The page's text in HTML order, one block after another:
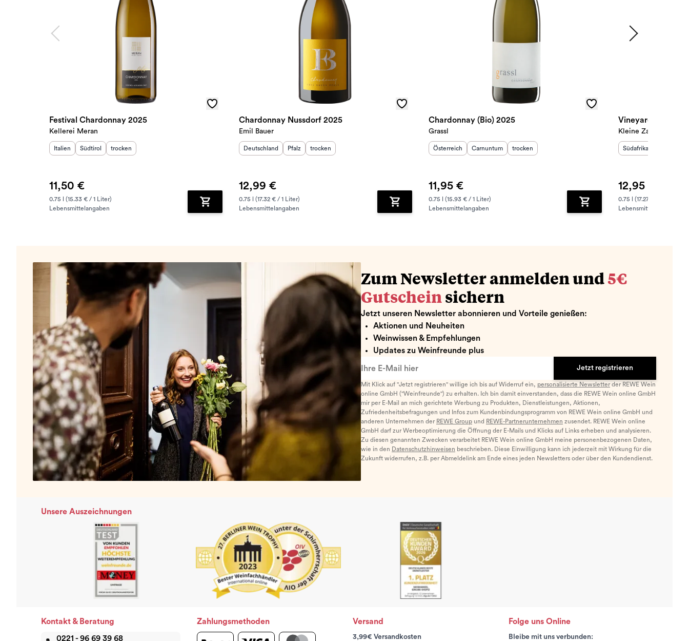
Festival Chardonnay 2025
Kellerei Meran
Herkunftsland:
Italien Herkunftsregion:
Südtirol Geschmack
trocken
11,50 €
0.75 l (15.33 € / 1 Liter)
Lebensmittelangaben
Zum Warenkorb hinzufügen
Chardonnay Nussdorf 2025
Emil Bauer
Herkunftsland
Deutschland Herkunftsregion
Pfalz Geschmack
trocken
12,99 €
0.75 l (17.32 € / 1 Liter)
Lebensmittelangaben
Zum Warenkorb hinzufügen
Chardonnay (Bio) 2025
Grassl
Herkunftsland :
Österreich Herkunftsregion:
Carnuntum Geschmack
trocken
11,95 €
0.75 l (15.93 € / 1 Liter)
Lebensmittelangaben
Zum Warenkorb hinzufügen
Vineyard
Kleine Zalze
Herkunftsland
Südafrika
12,95 €
0.75 l (17.27 € / 1 Liter)
Lebensmittelangaben
Zum Newsletter anmelden und 5€
Gutschein sichern
Jetzt unseren Newsletter abonnieren und Vorteile genießen:
Aktionen und Neuheiten
Weinwissen & Empfehlungen
Updates zu Weinfreunde plus
Jetzt registrieren
Mit Klick auf "Jetzt registrieren" willige ich bis auf Widerruf ein, personalisierte Newsletterder REWE Wein
online GmbH ("Weinfreunde") zu erhalten. Ich bin damit einverstanden, dass die REWE Wein online GmbH
mir per E-Mail an mich gerichtete Werbung zu Produkten, Dienstleistungen, Aktionen,
Zufriedenheitsbefragungen und Infos zum Kundenbindungsprogramm von REWE Wein online GmbH und
anderen Unternehmen der REWE Group und REWE-Partnerunternehmen zusendet. REWE Wein online
GmbH darf zur Werbeoptimierung die Öffnung der E-Mails und Klicks auf Links erheben und analysieren.
Zu diesen genannten Zwecken verarbeitet REWE Wein online GmbH meine personenbezogenen Daten,
wie in den Datenschutzhinweisen beschrieben. Diese Einwilligung kann ich jederzeit mit Wirkung für die
Zukunft widerrufen, z.B. per Abmeldelink am Ende eines jeden Newsletters oder über den Kundendienst.
Unsere Auszeichnungen
Kontakt & Beratung
0221 - 96 69 39 68
Zahlungsmethoden Versand
3,99€ Versandkosten
Folge uns Online
Bleibe mit uns verbunden: